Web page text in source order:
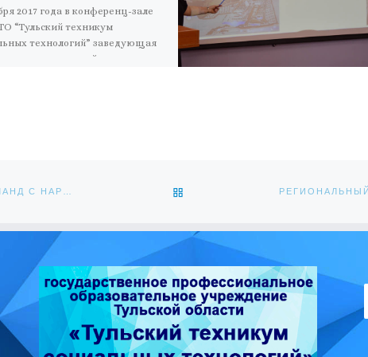
2017 года в конференц-зале
“Тульский техникум
технологий” заведующая
заслуженный учитель
ОБРАТНО К СПИСКУ ЗАПИСЕЙ